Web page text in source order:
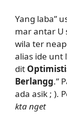
Yang laba”
mar antar U
wila ter
alias ide unt
dit
Berlangg.”
ada asik ; ).
kta nget